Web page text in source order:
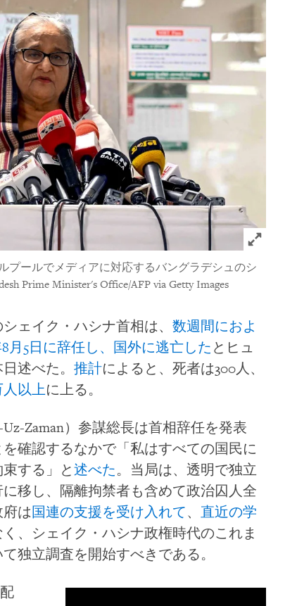
Click to
プールでメディアに対応するバングラデシュのシ
Prime Minister's Office/AFP via Getty Images
ェイク・ハシナ首相は、 数週間におよ
8月5日に辞任し、国外に逃亡した とヒュ
述べた。 推計によると、死者は300人、
以上に上る。
Zaman）参謀総長は首相辞任を発表
確認するなかで「私はすべての国民に
する」と述べた。当局は、透明で独立
移し、隔離拘禁者も含めて政治囚人全
は国連の支援を受け入れて、 直近の学
、シェイク・ハシナ政権時代のこれま
独立調査を開始すべきである。